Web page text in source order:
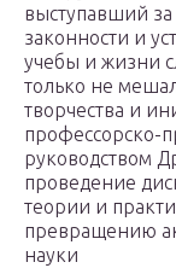
выступавший
законности и
учебы и жизни
только не
творчества и
профессорско-
руководством
проведение
теории и
превращению
науки